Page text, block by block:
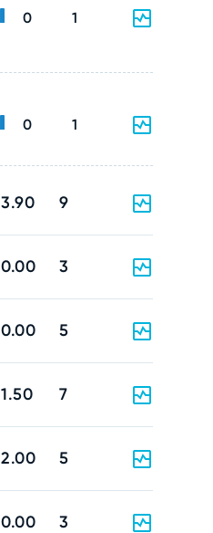
0 1
0 1
3.90 9
0.00 3
0.00 5
1.50 7
2.00 5
0.00 3